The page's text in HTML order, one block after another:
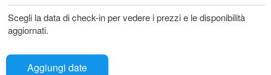
Scegli la data di check-in per vedere i prezzi e le disponibilità
aggiornati.
Aggiungi date